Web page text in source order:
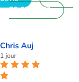
72 62 28 60
Chris Auj
1 jour